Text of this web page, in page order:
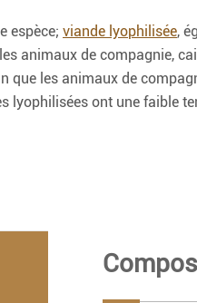
espèce; viande lyophilisée,
animaux de compagnie,
que les animaux de
lyophilisées ont une faible